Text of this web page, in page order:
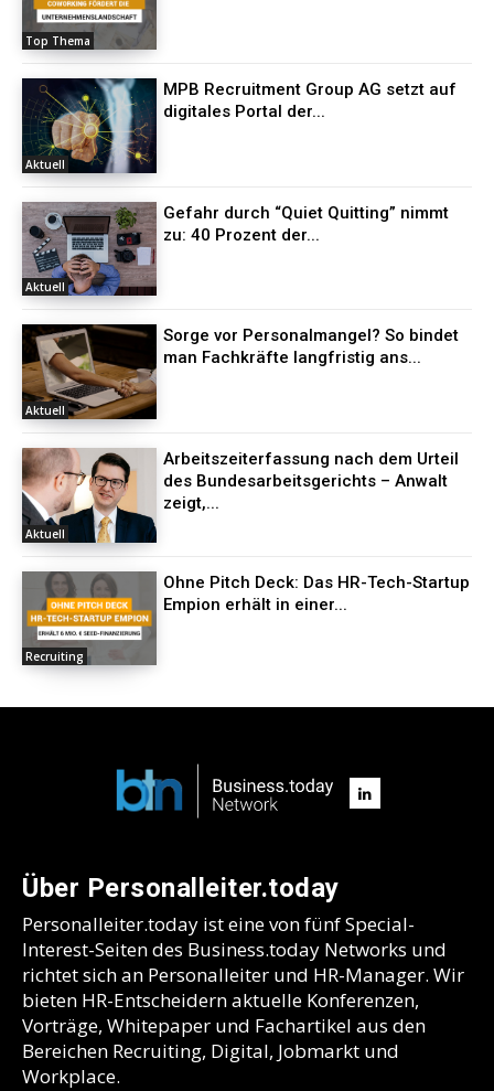
Top Thema
Aktuell
MPB Recruitment Group AG setzt auf
digitales Portal der...
Aktuell
Gefahr durch “Quiet Quitting” nimmt
zu: 40 Prozent der...
Aktuell
Sorge vor Personalmangel? So bindet
man Fachkräfte langfristig ans...
Aktuell
Arbeitszeiterfassung nach dem Urteil
des Bundesarbeitsgerichts – Anwalt
zeigt,...
Recruiting
Ohne Pitch Deck: Das HR-Tech-Startup
Empion erhält in einer...
Über Personalleiter.today
Personalleiter.today ist eine von fünf Special-
Interest-Seiten des Business.today Networks und
richtet sich an Personalleiter und HR-Manager. Wir
bieten HR-Entscheidern aktuelle Konferenzen,
Vorträge, Whitepaper und Fachartikel aus den
Bereichen Recruiting, Digital, Jobmarkt und
Workplace.